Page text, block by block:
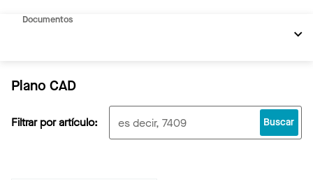
Documentos
Plano CAD
Filtrar por artículo: Buscar